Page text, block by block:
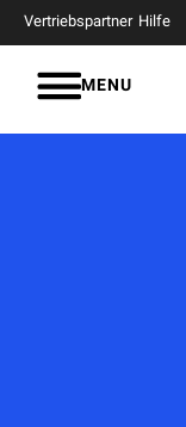
Vertriebspartner Hilfe
MENU